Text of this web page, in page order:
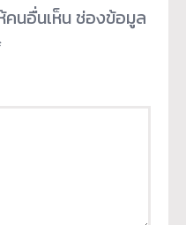
นอื่นเห็น ช่องข้อมูล